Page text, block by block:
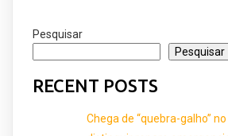
Pesquisar
Pesquisar
RECENT POSTS
Chega de “quebra-galho”